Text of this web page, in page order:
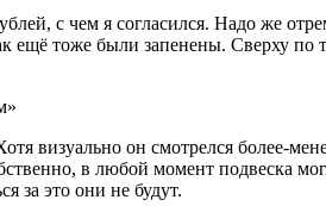
с чем я согласился. Надо же
ещё тоже были запенены. Сверху
визуально он смотрелся более-
в любой момент подвеска
за это они не будут.